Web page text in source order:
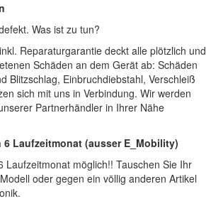
Was ist zu tun?
Reparaturgarantie deckt alle plötzlich und
Schäden an dem Gerät ab: Schäden
Blitzschlag, Einbruchdiebstahl, Verschleiß
sich mit uns in Verbindung. Wir werden
Partnerhändler in Ihrer Nähe
6 Laufzeitmonat (ausser E_Mobility)
Laufzeitmonat möglich!! Tauschen Sie Ihr
oder gegen ein völlig anderen Artikel